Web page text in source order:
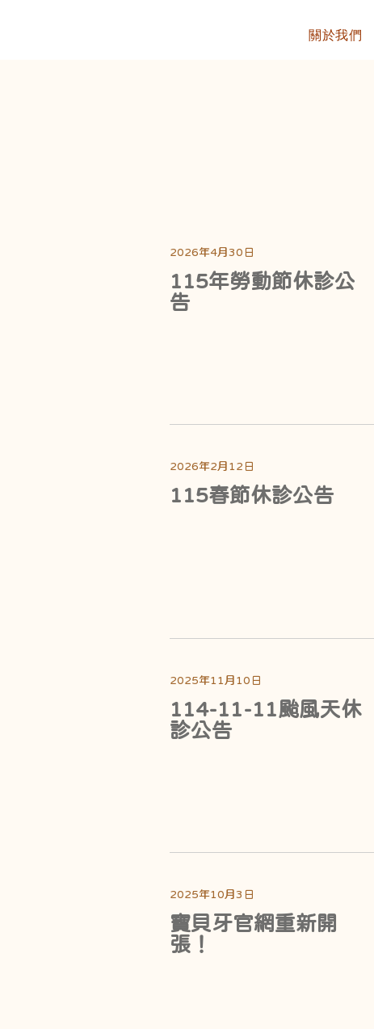
關於我們
2026年4月30日
115年勞動節休診公
告
2026年2月12日
115春節休診公告
2025年11月10日
114-11-11颱風天休
診公告
2025年10月3日
寶貝牙官網重新開
張！